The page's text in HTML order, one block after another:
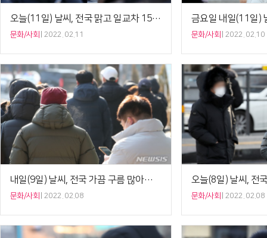
오늘(11일) 날씨, 전국 맑고 일교차 15도 내외…건조특보
문화/사회 2022. 02.11 문화/사회 2022. 02.10
내일(9일) 날씨, 전국 가끔 구름 많아…아침 최저 기온 -11도
문화/사회 2022. 02.08 문화/사회 2022. 02.08